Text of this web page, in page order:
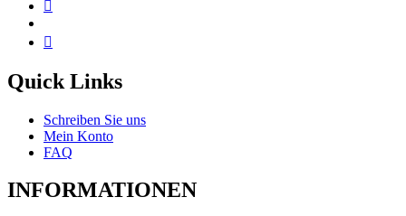
Quick Links
Schreiben Sie uns
Mein Konto
FAQ
INFORMATIONEN